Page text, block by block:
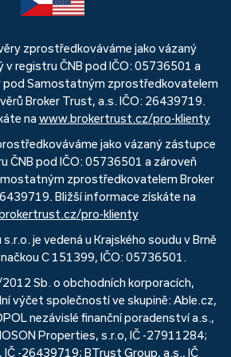
zprostředkováváme jako vázaný
v registru ČNB pod IČO: 05736501 a
pod Samostatným zprostředkovatelem
Broker Trust, a.s. IČO: 26439719.
na www.brokertrust.cz/pro-klienty
jako vázaný zástupce
ČNB pod IČO: 05736501 a zároveň
zprostředkovatelem Broker
Bližší informace získáte na
pro-klienty
je vedená u Krajského soudu v Brně
C 151399, IČO: 05736501.
Sb. o obchodních korporacích,
výčet společností ve skupině: Able.cz,
nezávislé finanční poradenství a.s.,
Properties, s.r.o, IČ -27911284;
IČ -26439719; BTrust Group, a.s., IČ